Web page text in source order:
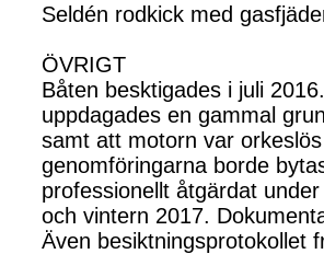
Seldén rodkick med
ÖVRIGT
Båten besktigades i juli
uppdagades en gammal
samt att motorn var
genomföringarna borde
professionellt åtgärdat
och vintern 2017.
Även besiktningsprotokollet